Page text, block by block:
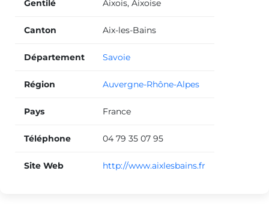
Gentilé Aixois, Aixoise
Canton Aix-les-Bains
Département Savoie
Région Auvergne-Rhône-Alpes
Pays France
Téléphone 04 79 35 07 95
Site Web http://www.aixlesbains.fr